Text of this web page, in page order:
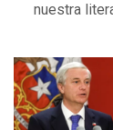
nuestra